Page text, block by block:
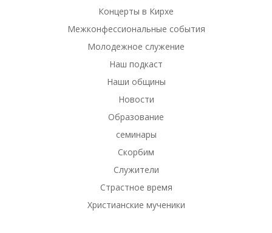
Концерты в Кирхе
Межконфессиональные события
Молодежное служение
Наш подкаст
Наши общины
Новости
Образование
семинары
Скорбим
Служители
Страстное время
Христианские мученики